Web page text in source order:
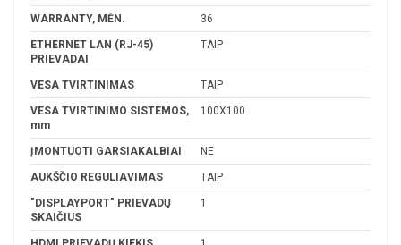
WARRANTY, MĖN. 36
ETHERNET LAN (RJ-45)
PRIEVADAI
TAIP
VESA TVIRTINIMAS TAIP
VESA TVIRTINIMO SISTEMOS,
mm
100X100
ĮMONTUOTI GARSIAKALBIAI NE
AUKŠČIO REGULIAVIMAS TAIP
"DISPLAYPORT" PRIEVADŲ
SKAIČIUS
1